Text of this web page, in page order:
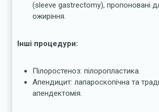
(sleeve gastrectomy), пропоновані
ожиріння.
Інші процедури:
Пілоростеноз: пілоропластика.
Апендицит: лапароскопічна та
апендектомія.